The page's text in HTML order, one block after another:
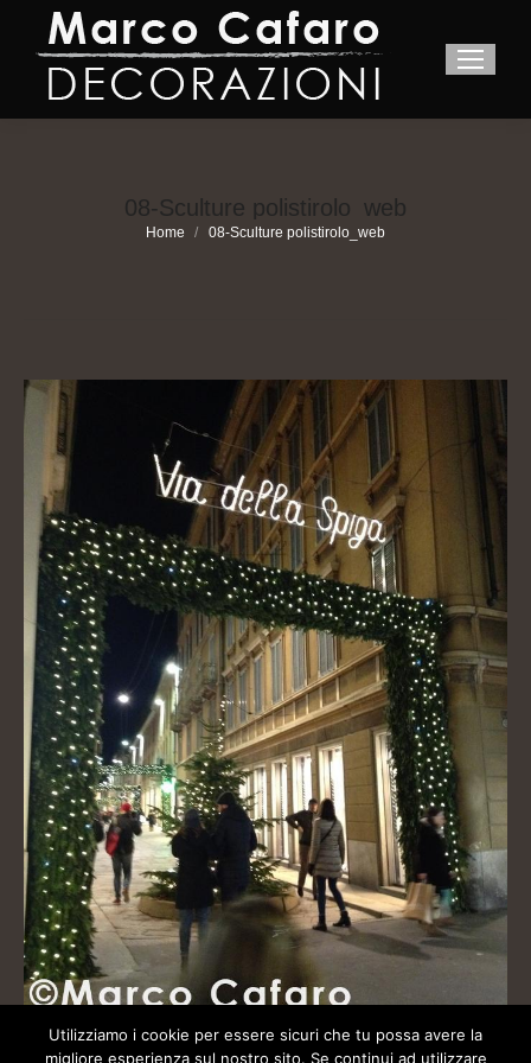
08-Sculture polistirolo_web
You are here:
Home 08-Sculture polistirolo_web
Utilizziamo i cookie per essere sicuri che tu possa avere la
migliore esperienza sul nostro sito. Se continui ad utilizzare